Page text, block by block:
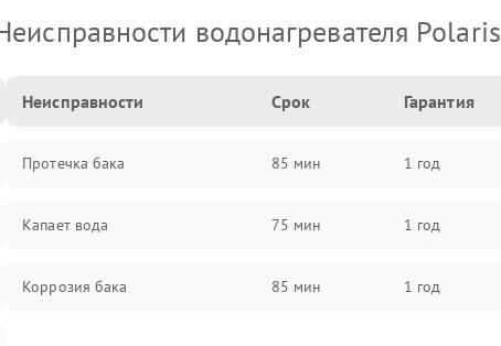
водонагревателя Polaris
Неисправности Срок Гарантия
Протечка бака 85 мин 1 год
Капает вода 75 мин 1 год
Коррозия бака 85 мин 1 год